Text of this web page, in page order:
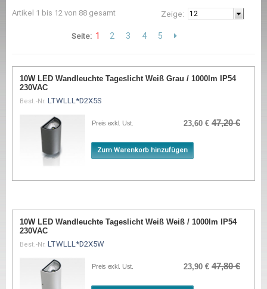
Artikel 1 bis 12 von 88 gesamt Zeige:
Seite: 1 2 3 4 5
10W LED Wandleuchte Tageslicht Weiß Grau / 1000lm IP54
230VAC
Best.-Nr. LTWLLL*D2X5S
Preis exkl. Ust. 23,60 € 47,20 €
Zum Warenkorb hinzufügen
10W LED Wandleuchte Tageslicht Weiß Weiß / 1000lm IP54
230VAC
Best.-Nr. LTWLLL*D2X5W
Preis exkl. Ust. 23,90 € 47,80 €